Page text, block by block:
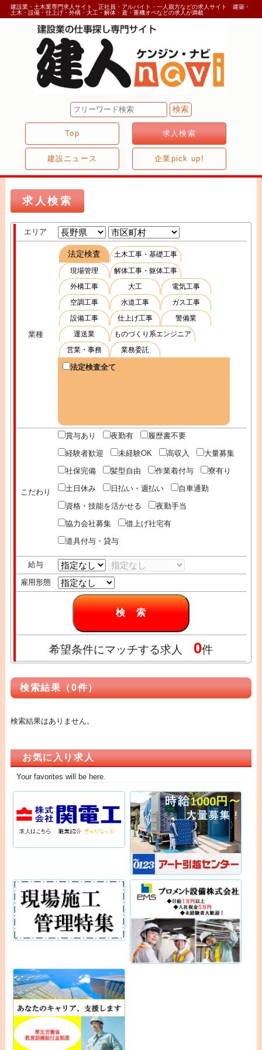
建設業・土木業専門求人サイト 正社員・アルバイト・一人親方などの求人サイト 建築・
土木・設備・仕上げ・外構・大工・解体・鳶・重機オペなどの求人が満載
Top 求人検索
建設ニュース 企業pick up!
求人検索
エリア
業種
法定検査
土木工事・基礎工事
現場管理
解体工事・躯体工事
外構工事
大工
電気工事
空調工事
水道工事
ガス工事
設備工事
仕上げ工事
警備業
運送業
ものづくり系エンジニア
営業・事務
業務委託
法定検査全て
こだわり
賞与あり 夜勤有
履歴書不要
経験者歓迎
未経験OK 高収入
大量募集
社保完備
髪型自由 作業着付与
寮有り
土日休み
日払い・週払い
自車通勤
資格・技能を活かせる
夜勤手当
協力会社募集
借上げ社宅有
道具付与・貸与
給与
雇用形態
希望条件にマッチする求人 0件
検索結果（0件）
検索結果はありません。
お気に入り求人
Your favorites will be here.